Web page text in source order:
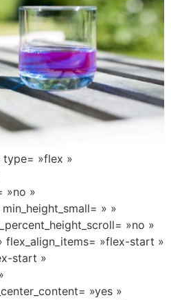
type= »flex »
»no »
» »
»no »
flex_align_items= »flex-start »
start »
»yes »